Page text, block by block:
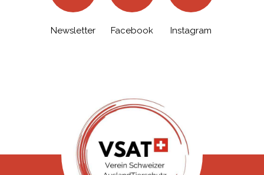
Newsletter Facebook Instagram